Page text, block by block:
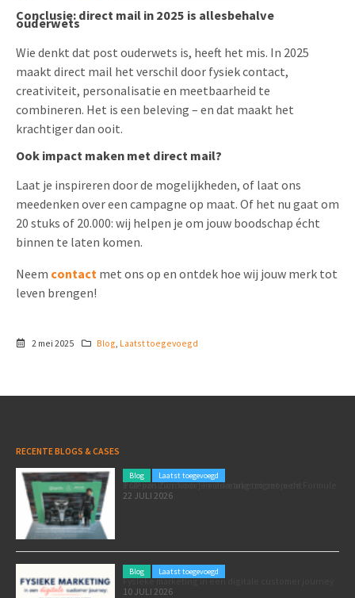
Conclusie: direct mail in 2025 is allesbehalve
ouderwets
Wie denkt dat post ouderwets is, heeft het mis. In 2025
maakt direct mail het verschil door fysiek contact,
creativiteit, personalisatie en meetbaarheid te
combineren. Het is een beleving – en dat maakt het
krachtiger dan ooit.
Ook impact maken met direct mail?
Laat je inspireren door de mogelijkheden, of laat ons
meedenken over een campagne op maat. Of het nu gaat om
20 stuks of 20.000: wij helpen je om jouw boodschap écht
binnen te laten komen.
Neem contact met ons op en ontdek hoe wij jouw merk tot
leven brengen!
2 mei 2025 Blog, Laatst toegevoegd
RECENTE BLOGS & CASES
Blog Laatst toegevoegd
Poleposition voor je marketing: zó zet je de Formule 1 GP van Zandvoort in als marketingmoment
22 JULI 2026
Blog Laatst toegevoegd
Fysieke marketing in een digitale customer journey
10 JULI 2026